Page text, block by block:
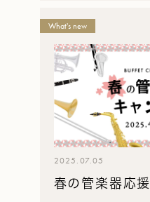
What's new
2025.07.05
春の管楽器応